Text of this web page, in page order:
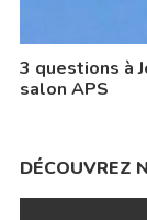
3 questions à
salon APS
DÉCOUVREZ